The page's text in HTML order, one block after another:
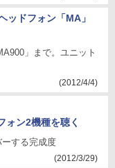
ッドフォン「MA」
」まで。ユニット
(2012/4/4)
ォン2機種を聴く
する完成度
(2012/3/29)